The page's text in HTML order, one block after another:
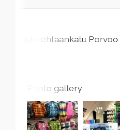
Taidetehtaankatu Porvoo
Photo gallery